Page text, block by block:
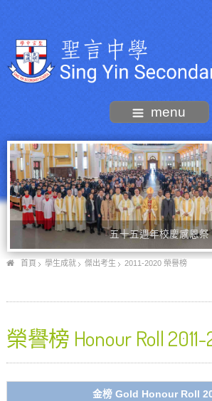
menu
五十五週年校慶感恩祭
首頁 學生成就 傑出考生 2011-2020 榮譽榜
榮譽榜 Honour Roll
金榜 Gold Honour Roll